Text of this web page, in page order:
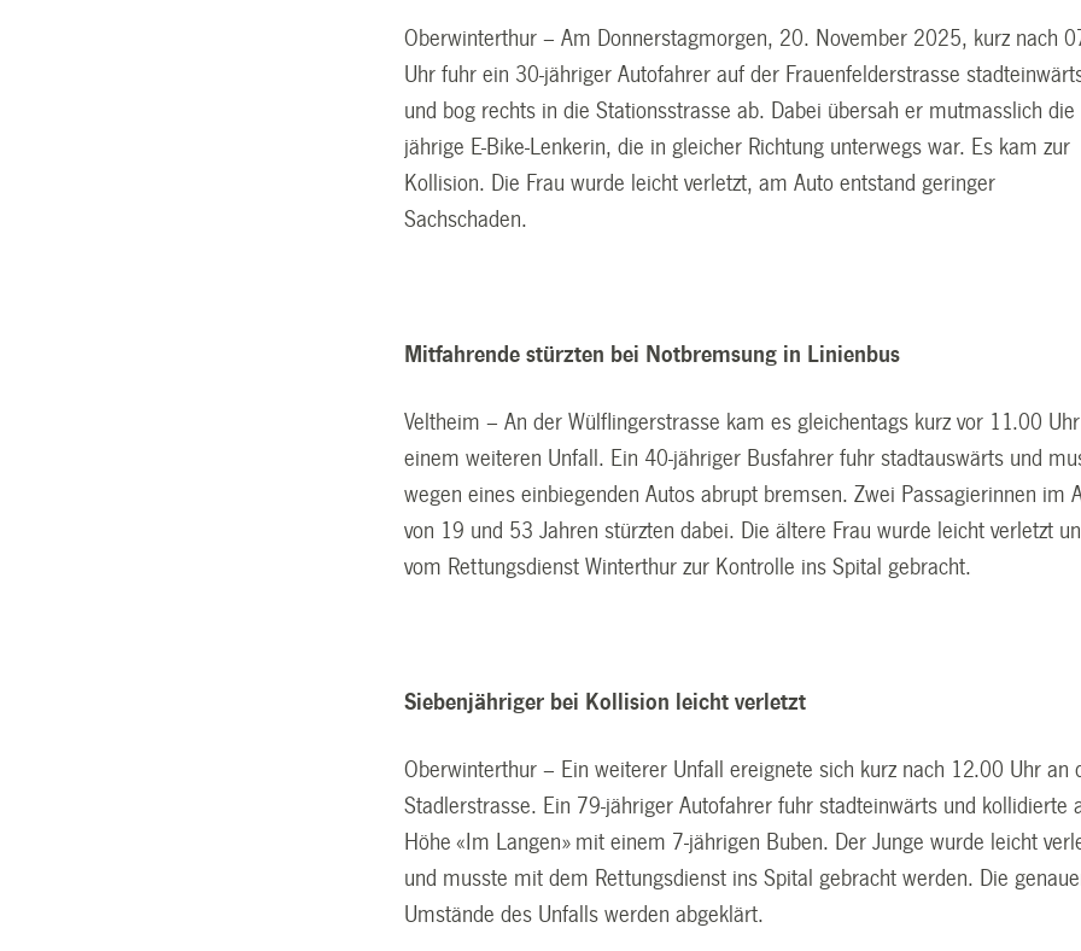
Oberwinterthur – Am Donnerstagmorgen, 20. November 2025, kurz nach
Uhr fuhr ein 30-jähriger Autofahrer auf der Frauenfelderstrasse
und bog rechts in die Stationsstrasse ab. Dabei übersah er mutmasslich die
jährige E-Bike-Lenkerin, die in gleicher Richtung unterwegs war. Es kam zur
Kollision. Die Frau wurde leicht verletzt, am Auto entstand geringer
Sachschaden.
Mitfahrende stürzten bei Notbremsung in Linienbus
Veltheim – An der Wülflingerstrasse kam es gleichentags kurz vor 11.00
einem weiteren Unfall. Ein 40-jähriger Busfahrer fuhr stadtauswärts und
wegen eines einbiegenden Autos abrupt bremsen. Zwei Passagierinnen im
von 19 und 53 Jahren stürzten dabei. Die ältere Frau wurde leicht verletzt
vom Rettungsdienst Winterthur zur Kontrolle ins Spital gebracht.
Siebenjähriger bei Kollision leicht verletzt
Oberwinterthur – Ein weiterer Unfall ereignete sich kurz nach 12.00 Uhr an
Stadlerstrasse. Ein 79-jähriger Autofahrer fuhr stadteinwärts und kollidierte
Höhe «Im Langen» mit einem 7-jährigen Buben. Der Junge wurde leicht
und musste mit dem Rettungsdienst ins Spital gebracht werden. Die
Umstände des Unfalls werden abgeklärt.